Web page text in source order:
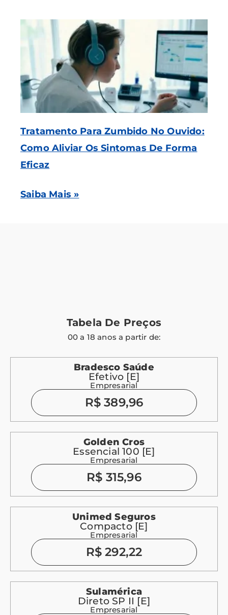
Tratamento Para Zumbido No Ouvido:
Como Aliviar Os Sintomas De Forma
Eficaz
Saiba Mais »
Tabela De Preços
00 a 18 anos a partir de:
Bradesco Saúde
Efetivo [E]
Empresarial
R$ 389,96
Golden Cros
Essencial 100 [E]
Empresarial
R$ 315,96
Unimed Seguros
Compacto [E]
Empresarial
R$ 292,22
Sulamérica
Direto SP II [E]
Empresarial